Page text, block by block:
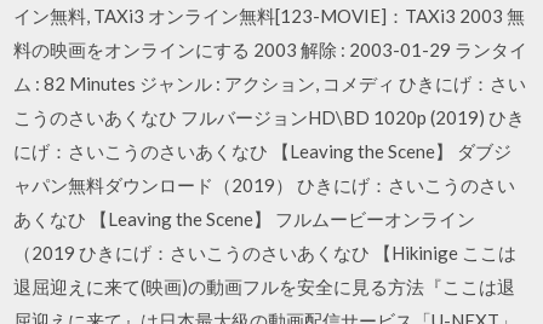
イン無料, TAXi3 オンライン無料[123-MOVIE]：TAXi3 2003 無
料の映画をオンラインにする 2003 解除 : 2003-01-29 ランタイ
ム : 82 Minutes ジャンル : アクション, コメディ ひきにげ：さい
こうのさいあくなひ フルバージョンHD\BD 1020p (2019) ひき
にげ：さいこうのさいあくなひ 【Leaving the Scene】 ダブジ
ャパン無料ダウンロード（2019） ひきにげ：さいこうのさい
あくなひ 【Leaving the Scene】 フルムービーオンライン
（2019 ひきにげ：さいこうのさいあくなひ 【Hikinige ここは
退屈迎えに来て(映画)の動画フルを安全に見る方法『ここは退